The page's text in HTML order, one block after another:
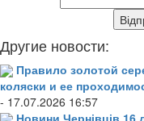
Другие новости:
Правило золотой
коляски и ее
- 17.07.2026 16:57
Новини Чернівців 16